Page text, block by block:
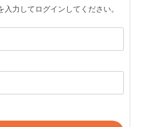
力してログインしてください。